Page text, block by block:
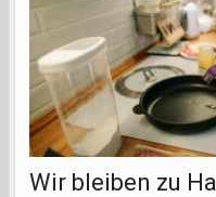
Wir bleiben zu